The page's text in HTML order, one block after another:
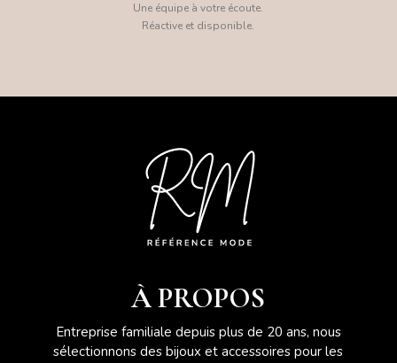
Une équipe à votre écoute.
Réactive et disponible.
À PROPOS
Entreprise familiale depuis plus de 20 ans, nous
sélectionnons des bijoux et accessoires pour les